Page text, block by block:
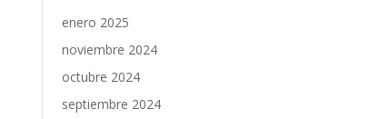
enero 2025
noviembre 2024
octubre 2024
septiembre 2024